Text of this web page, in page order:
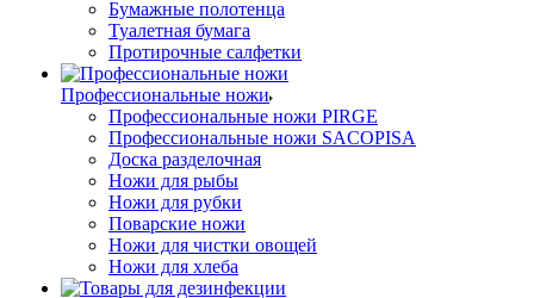
Бумажные полотенца
Туалетная бумага
Протирочные салфетки
Профессиональные ножи
Профессиональные ножи PIRGE
Профессиональные ножи SACOPISA
Доска разделочная
Ножи для рыбы
Ножи для рубки
Поварские ножи
Ножи для чистки овощей
Ножи для хлеба